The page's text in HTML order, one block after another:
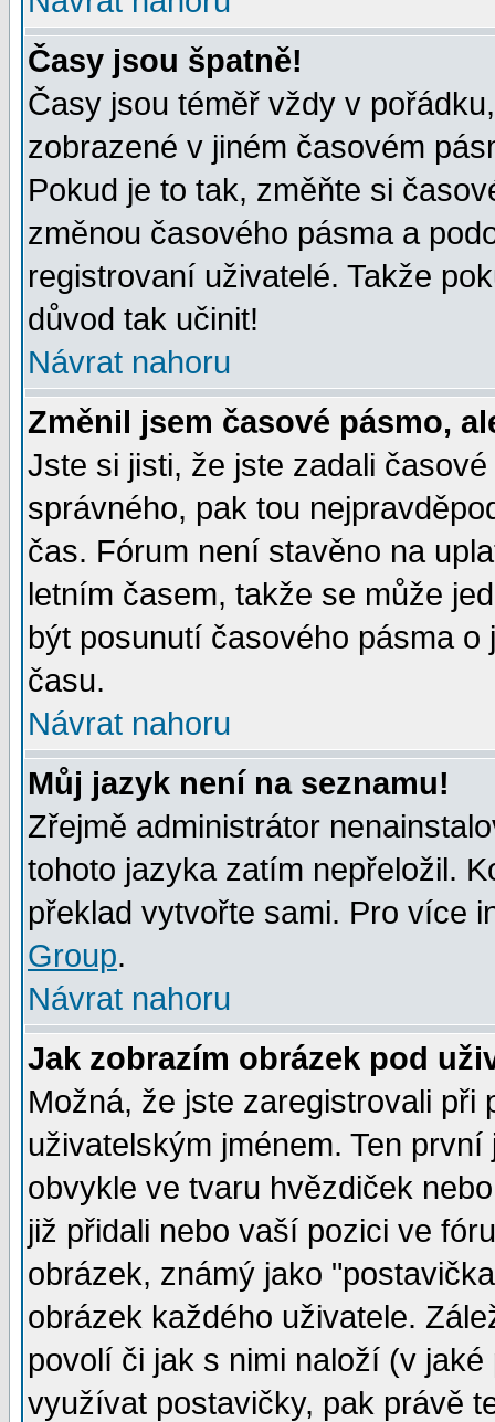
Časy jsou špatně!
Časy jsou téměř vždy v
zobrazené v jiném časovém
Pokud je to tak, změňte si
změnou časového pásma a
registrovaní uživatelé. Takže
důvod tak učinit!
Návrat nahoru
Změnil jsem časové pásmo,
Jste si jisti, že jste zadali
správného, pak tou
čas. Fórum není stavěno na
letním časem, takže se může
být posunutí časového pásma
času.
Návrat nahoru
Můj jazyk není na seznamu!
Zřejmě administrátor
tohoto jazyka zatím nepřeložil.
překlad vytvořte sami. Pro více
Group.
Návrat nahoru
Jak zobrazím obrázek pod
Možná, že jste zaregistrovali
uživatelským jménem. Ten
obvykle ve tvaru hvězdiček
již přidali nebo vaší pozici ve
obrázek, známý jako
obrázek každého uživatele.
povolí či jak s nimi naloží (v
využívat postavičky, pak právě